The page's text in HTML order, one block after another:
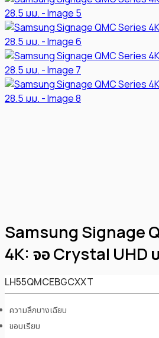
Samsung Signage
4K: จอ Crystal UHD
LH55QMCEBGCXXT
ความลึกบางเฉียบ
ขอบเรียบ